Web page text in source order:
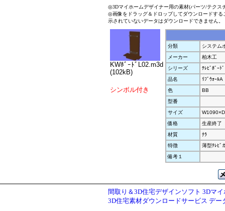
◎3Dマイホームデザイナー用の素材(パーツ/テクス
◎画像をドラッグ＆ドロップしてダウンロードす
示されていないデータはダウンロードできません。
KWﾎﾞｰﾄﾞL02.m3d
(102kB)
シンボル付き
分類
システム
メーカー
柏木工
シリーズ
ﾃﾚﾋﾞﾎﾞｰﾄﾞ
品名
ﾘﾌﾞｳｫｰﾙA
色
BB
型番
サイズ
価格
生産終了
材質
ﾅﾗ
特徴
薄型ﾃﾚﾋﾞ
備考１
間取り＆3D住宅デザインソフト 3Dマ
3D住宅素材ダウンロードサービス デー